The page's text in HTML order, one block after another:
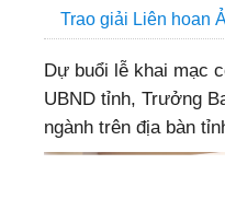
Trao giải Liên hoan
Dự buổi lễ khai mạc
UBND tỉnh, Trưởng
ngành trên địa bàn